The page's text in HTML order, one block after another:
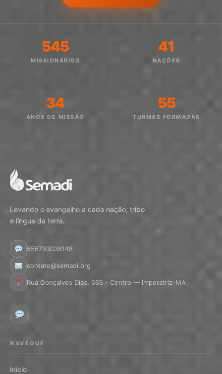
545
MISSIONÁRIOS
41
NAÇÕES
34
ANOS DE MISSÃO
55
TURMAS FORMADAS
Levando o evangelho a cada nação, tribo
e língua da terra.
556793038148
contato@semadi.org
Rua Gonçalves Dias, 565 - Centro — Imperatriz-MA
NAVEGUE
Início